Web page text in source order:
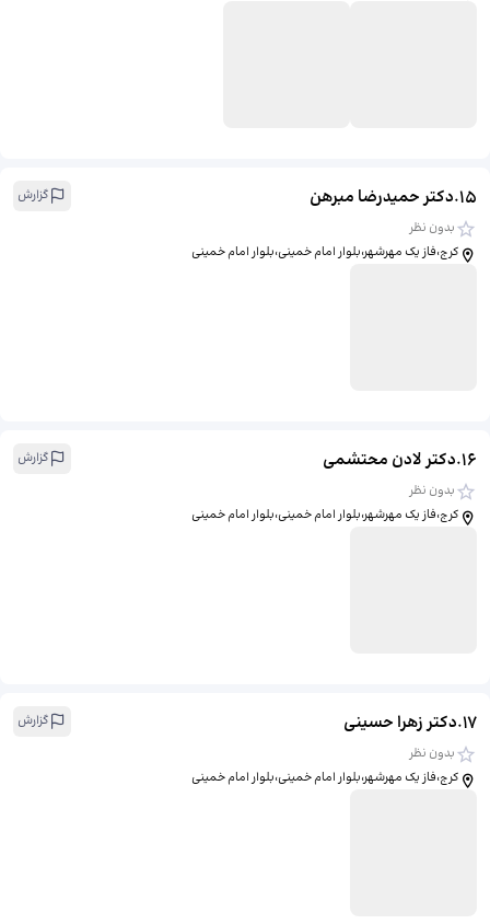
15
.دکتر حمیدرضا مبرهن
گزارش
بدون نظر
کرج،فاز یک مهرشهر،بلوار امام خمینی،بلوار امام خمینی
16
.دکتر لادن محتشمی
گزارش
بدون نظر
کرج،فاز یک مهرشهر،بلوار امام خمینی،بلوار امام خمینی
17
.دکتر زهرا حسینی
گزارش
بدون نظر
کرج،فاز یک مهرشهر،بلوار امام خمینی،بلوار امام خمینی